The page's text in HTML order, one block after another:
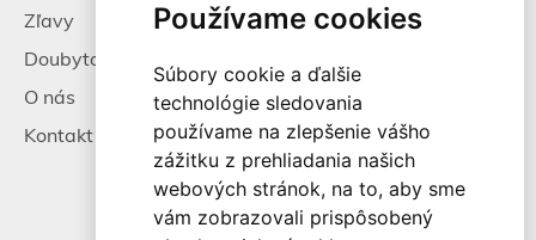
Používame cookies
Súbory cookie a ďalšie
technológie sledovania
používame na zlepšenie vášho
zážitku z prehliadania našich
webových stránok, na to, aby sme
vám zobrazovali prispôsobený
Zľavy
Doubytovanie
O nás
Kontakt
Pracovné príležitosti
Všeobecné zmluvné
podmienky
Alternatívne riešenie
sporov
Spracovanie osobných